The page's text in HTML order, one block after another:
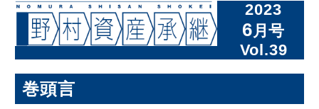
2023
6月号
Vol.39
巻頭言